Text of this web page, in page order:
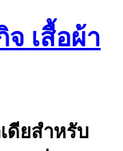
เสื้อผ้า
ดียสำหรับ